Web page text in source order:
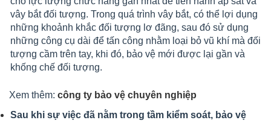
vây bắt đối tượng. Trong quá trình vây bắt, có thể lợi dụng
những khoảnh khắc đối tượng lơ đãng, sau đó sử dụng
những công cụ dài để tấn công nhằm loại bỏ vũ khí mà đối
tượng cầm trên tay, khi đó, bảo vệ mới được lại gần và
khống chế đối tượng.
​​​​​Xem thêm: công ty bảo vệ chuyên nghiệp
Sau khi sự việc đã nằm trong tầm kiểm soát, bảo vệ